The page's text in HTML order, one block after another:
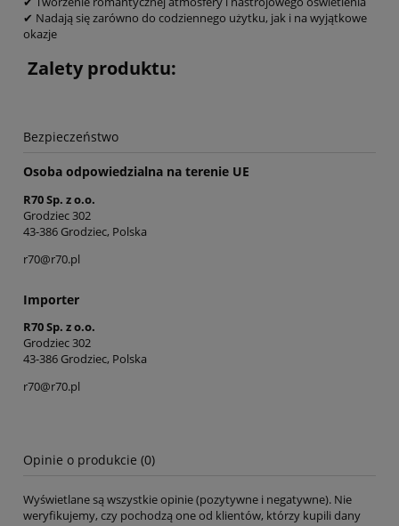
✔ Nadają się zarówno do codziennego użytku, jak i na wyjątkowe
okazje
Zalety produktu:
Bezpieczeństwo
Osoba odpowiedzialna na terenie UE
R70 Sp. z o.o.
Grodziec 302
43-386 Grodziec, Polska
r70@r70.pl
Importer
R70 Sp. z o.o.
Grodziec 302
43-386 Grodziec, Polska
r70@r70.pl
Opinie o produkcie (0)
Wyświetlane są wszystkie opinie (pozytywne i negatywne). Nie
weryfikujemy, czy pochodzą one od klientów, którzy kupili dany